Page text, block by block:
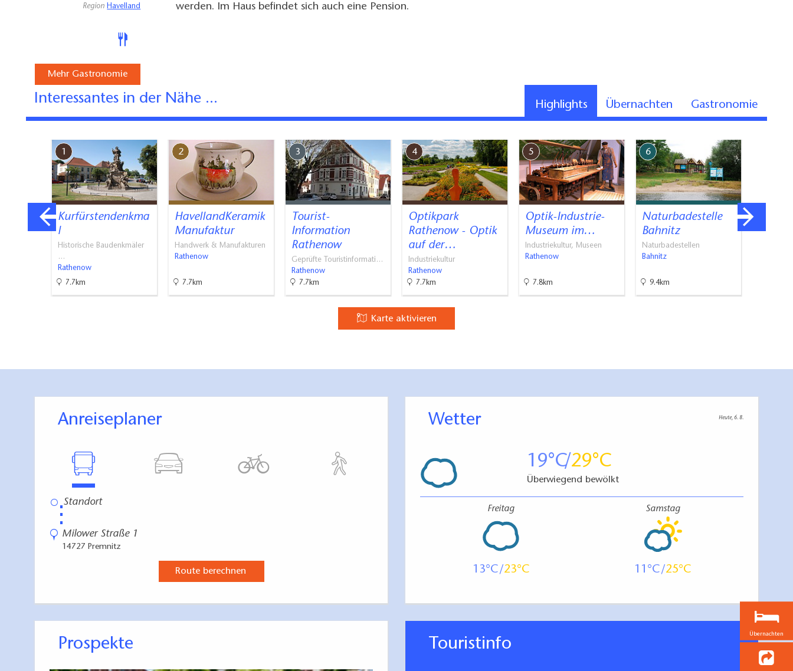
Region Havelland
Mehr Gastronomie
werden. Im Haus befindet sich auch eine Pension.
Interessantes in der Nähe ... Highlights Übernachten Gastronomie
1
Kurfürstendenkma
l
Historische Baudenkmäler
…
Rathenow
7.7km
2
HavellandKeramik
Manufaktur
Handwerk & Manufakturen
Rathenow
7.7km
3
Tourist-
Information
Rathenow
Geprüfte Touristinformati…
Rathenow
7.7km
4
Optikpark
Rathenow - Optik
auf der…
Industriekultur
Rathenow
7.7km
5
Optik-Industrie-
Museum im…
Industriekultur, Museen
Rathenow
7.8km
6
Naturbadestelle
Bahnitz
Naturbadestellen
Bahnitz
9.4km
Karte aktivieren
Anreiseplaner
⋮
Milower Straße 1
14727 Premnitz
Route berechnen
Wetter Heute, 6. 8.
19 29
Überwiegend bewölkt
Freitag
13 23
Samstag
11 25
Prospekte Touristinfo
Übernachten